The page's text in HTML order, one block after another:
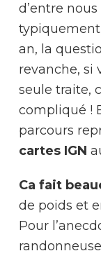
d’entre
typiquement
an, la
revanche, si
seule traite,
compliqué !
parcours
cartes IGN
Ca fait
de poids et
Pour